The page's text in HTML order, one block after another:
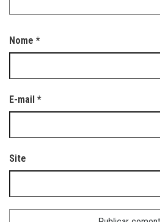
Nome *
E-mail *
Site